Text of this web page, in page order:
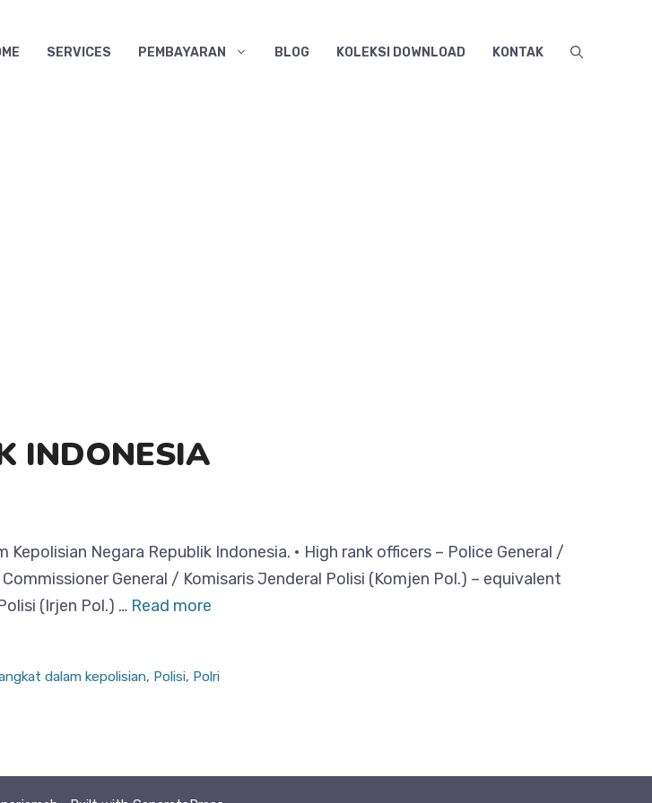
SERVICES PEMBAYARAN BLOG KOLEKSI DOWNLOAD KONTAK
INDONESIA
Negara Republik Indonesia. • High rank officers – Police General /
General / Komisaris Jenderal Polisi (Komjen Pol.) – equivalent
(Irjen Pol.) … Read more
dalam kepolisian, Polisi, Polri